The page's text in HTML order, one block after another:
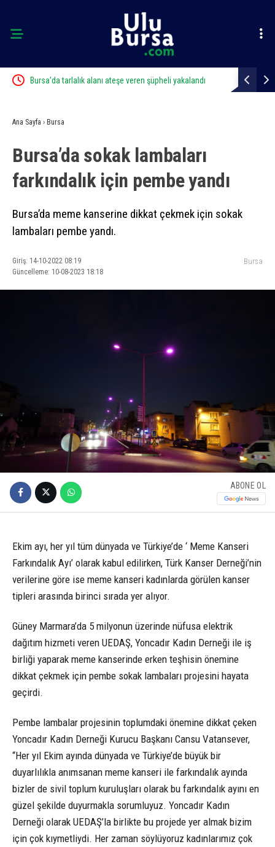
Bursa’da tarlalık alanı ateşe veren şüpheli yakalandı Çalıntı
Ana Sayfa › Bursa
Bursa’da sokak lambaları
farkındalık için pembe yandı
Bursa’da meme kanserine dikkat çekmek için sokak
lambaları pembe yandı.
Giriş: 14-10-2022 08:19
Güncelleme: 10-08-2023 18:18
Bursa
ABONE OL
Ekim ayı, her yıl tüm dünyada ve Türkiye’de ‘ Meme Kanseri
Farkındalık Ayı’ olarak kabul edilirken, Türk Kanser Derneği’nin
verilerine göre ise meme kanseri kadınlarda görülen kanser
tipleri arasında birinci sırada yer alıyor.
Güney Marmara’da 5 milyonun üzerinde nüfusa elektrik
dağıtım hizmeti veren UEDAŞ, Yoncadır Kadın Derneği ile iş
birliği yaparak meme kanserinde erken teşhisin önemine
dikkat çekmek için pembe sokak lambaları projesini hayata
geçirdi.
Pembe lambalar projesinin toplumdaki önemine dikkat çeken
Yoncadır Kadın Derneği Kurucu Başkanı Cansu Vatansever,
“Her yıl Ekim ayında dünyada ve Türkiye’de büyük bir
duyarlılıkla anımsanan meme kanseri ile farkındalık ayında
bizler de sivil toplum kuruluşları olarak bu farkındalık ayını en
güzel şekilde duyurmakla sorumluyuz. Yoncadır Kadın
Derneği olarak UEDAŞ’la birlikte bu projede yer almak bizim
için çok kıymetliydi. Her zaman söylüyoruz kadınlarımız çok